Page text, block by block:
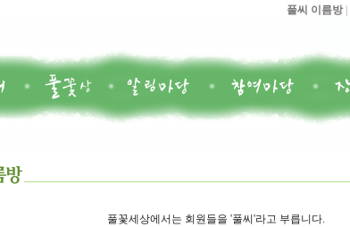
풀씨 이름방
풀꽃세상에서는 회원들을 '풀씨'라고 부릅니다.